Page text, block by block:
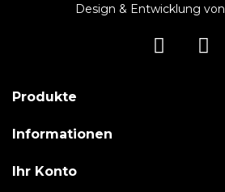
Design & Entwicklung von
Produkte
Informationen
Ihr Konto